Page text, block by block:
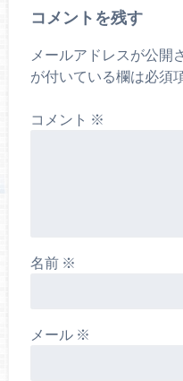
コメントを残す
メールアドレスが公開
が付いている欄は必須
コメント ※
名前 ※
メール ※